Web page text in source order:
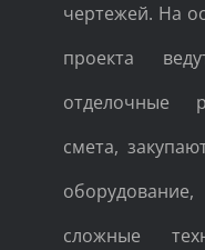
чертежей. На
проекта
отделочные
смета,
сложные